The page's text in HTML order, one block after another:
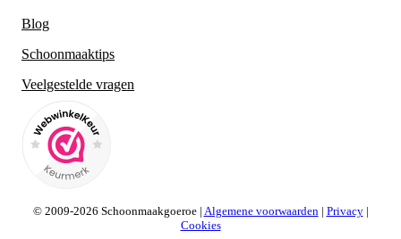
Blog
Schoonmaaktips
Veelgestelde vragen
© 2009-2026 Schoonmaakgoeroe | Algemene voorwaarden | Privacy|
Cookies